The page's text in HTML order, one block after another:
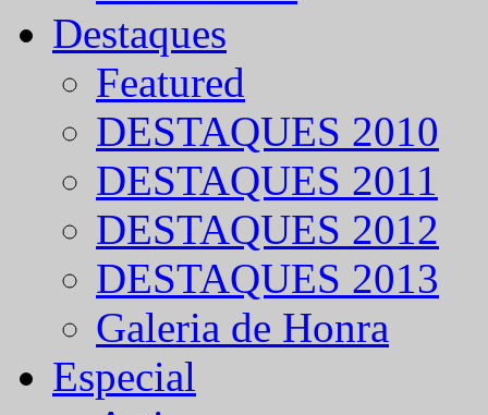
Destaques
Featured
DESTAQUES 2010
DESTAQUES 2011
DESTAQUES 2012
DESTAQUES 2013
Galeria de Honra
Especial